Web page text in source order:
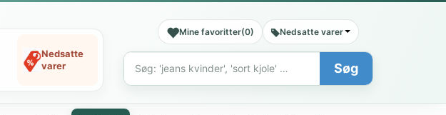
Nedsatte
varer
Mine favoritter(0) Nedsatte varer
Søg
Søg